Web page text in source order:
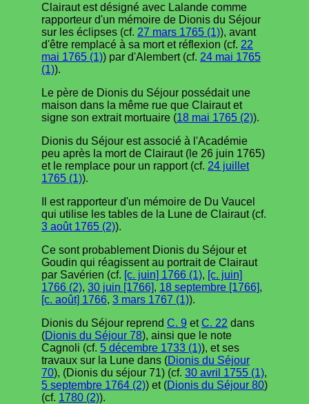
Clairaut est désigné avec Lalande comme
rapporteur d'un mémoire de Dionis du Séjour
sur les éclipses (cf. 27 mars 1765 (1)), avant
d'être remplacé à sa mort et réflexion (cf. 22
mai 1765 (1)) par d'Alembert (cf. 24 mai 1765
(1)).
Le père de Dionis du Séjour possédait une
maison dans la même rue que Clairaut et
signe son extrait mortuaire (18 mai 1765 (2)).
Dionis du Séjour est associé à l'Académie
peu après la mort de Clairaut (le 26 juin 1765)
et le remplace pour un rapport (cf. 24 juillet
1765 (1)).
Il est rapporteur d'un mémoire de Du Vaucel
qui utilise les tables de la Lune de Clairaut (cf.
3 août 1765 (2)).
Ce sont probablement Dionis du Séjour et
Goudin qui réagissent au portrait de Clairaut
par Savérien (cf. [c. juin] 1766 (1), [c. juin]
1766 (2), 30 juin [1766], 18 septembre [1766],
[c. août] 1766, 3 mars 1767 (1)).
Dionis du Séjour reprend C. 9 etC. 22 dans
(Dionis du Séjour 78), ainsi que le note
Cagnoli (cf. 5 décembre 1733 (1)), et ses
travaux sur la Lune dans (Dionis du Séjour
70), (Dionis du séjour 71) (cf. 30 avril 1755 (1),
5 septembre 1764 (2)) et (Dionis du Séjour 80)
(cf. 1780 (2)).